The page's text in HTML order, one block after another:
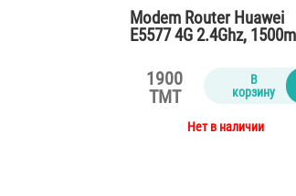
Modem Router Huawei
E5577 4G 2.4Ghz,
1900
TMT
В
корзину
Нет в наличии